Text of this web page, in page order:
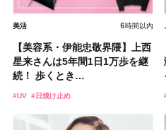
美活 6時間以内
【美容系・伊能忠敬界隈】上西
星来さんは5年間1日1万歩を継
続！ 歩くとき…
#UV #日焼け止め
スキンケア 2026.08.07
【全7種比較】イプサの化粧水
を徹底比較！ 人気の「ザ・タ
イムＲ アクア …
#化粧水 #保湿
メイク 5時間以内
【アディクション】新作コンシ
ーラー「セラムタッチアップ
リフトグロウ」誕…
#スキンケア #新作コスメ
2026.08.06
【クリスマスコフレ2026】
BAUM（バウム）が誘う静寂の
香りの世界へ。…
#クリスマスコフレ #コフレ
美活 5時間以内
【板野友美さんの美活】「実は
うねりやすいクセ毛なんです」
美しいロングヘア…
#ヘアケア #美容家電
ヘア 2時間以内
【40代におすすめ暗髪ボブ】コ
ンパクトシルエットで小顔見
え！ 前髪ありの…
#ヘアスタイル #ヘアカタログ
ライフスタイル 2026.08.07
【ILLIT（アイリット）ライブ
レポ】TOYOTA ARENA
TOKY…
#韓国 #アイドル
メイク 6時間以内
ユーセリン「ハリフィラー バ
クチライズセラム」大人の肌悩
みに寄り添ってく…
#美容液 #エイジングケア